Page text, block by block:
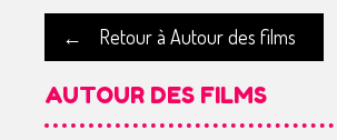
← Retour à Autour des films
AUTOUR DES FILMS